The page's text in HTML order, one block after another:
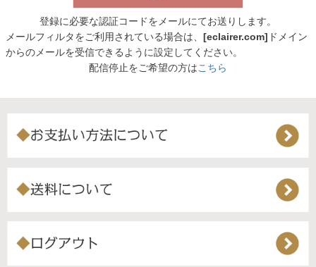
登録に必要な認証コードをメールにてお送りします。
メールフィルタをご利用されている場合は、 [eclairer.com] ドメイン
からのメールを受信できるように設定してください。
配信停止をご希望の方はこちら